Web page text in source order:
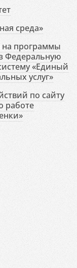
среда»
на программы
Федеральную
«Единый
услуг»
по сайту
работе